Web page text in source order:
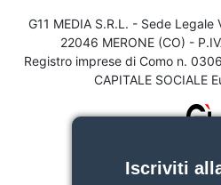
G11 MEDIA S.R.L. - Sede Legale
22046 MERONE (CO) -
Registro imprese di Como n.
CAPITALE SOCIALE
Iscriviti